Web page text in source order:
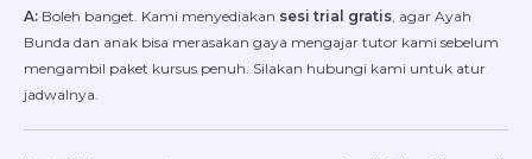
A: Boleh banget. Kami menyediakan sesi trial gratis , agar Ayah
Bunda dan anak bisa merasakan gaya mengajar tutor kami sebelum
mengambil paket kursus penuh. Silakan hubungi kami untuk atur
jadwalnya.